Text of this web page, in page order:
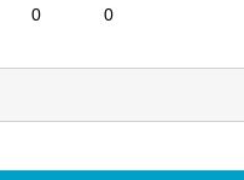
0 0